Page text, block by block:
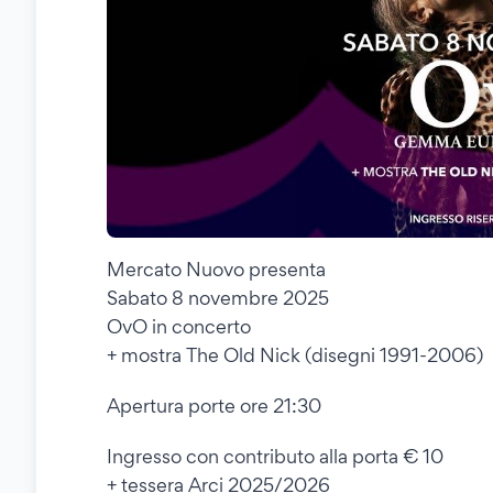
Mercato Nuovo presenta
Sabato 8 novembre 2025
OvO in concerto
+ mostra The Old Nick (disegni 1991-2006)
Apertura porte ore 21:30
Ingresso con contributo alla porta € 10
+ tessera Arci 2025/2026